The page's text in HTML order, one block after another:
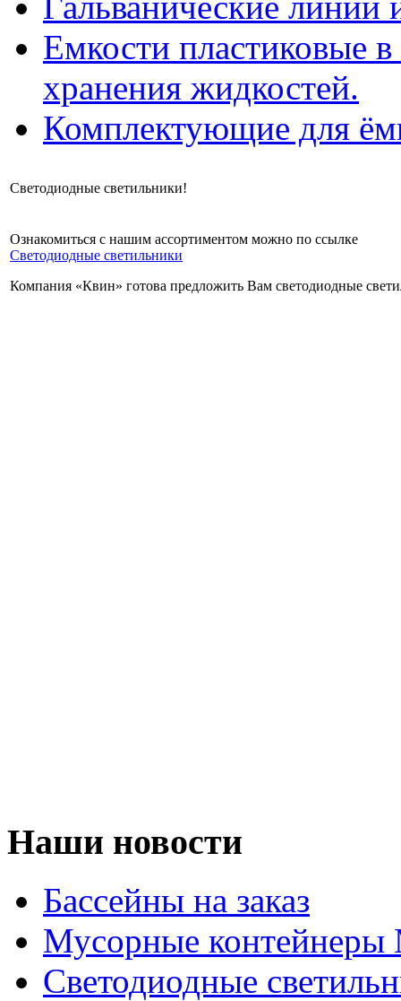
Емкости пластиковые в
хранения жидкостей.
Комплектующие для
Светодиодные светильники!
Ознакомиться с нашим ассортиментом можно по ссылке
Светодиодные светильники
Компания «Квин» готова предложить Вам светодиодные
Наши новости
Бассейны на заказ
Мусорные контейнеры
Светодиодные